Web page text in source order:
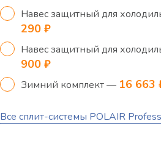
Навес защитный для
290 ₽
Навес защитный для
900 ₽
Зимний комплект — 16 663
Все сплит-системы POLAIR